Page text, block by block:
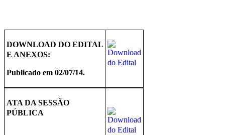
DOWNLOAD DO EDITAL
E ANEXOS:
Publicado em 02/07/14.
ATA DA SESSÃO
PÚBLICA